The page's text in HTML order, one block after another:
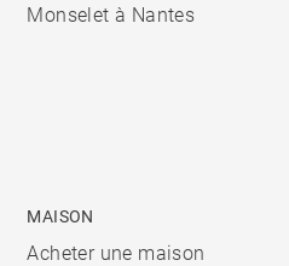
Monselet à Nantes
MAISON
Acheter une maison